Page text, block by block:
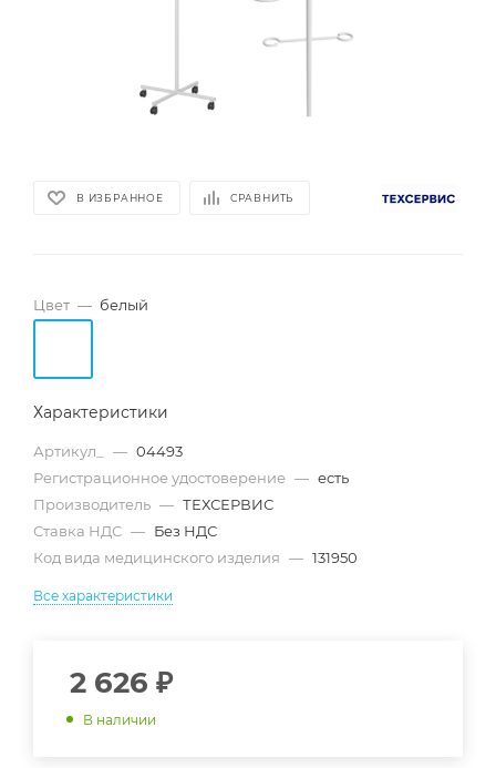
В ИЗБРАННОЕ СРАВНИТЬ
Цвет — белый
Характеристики
Артикул_ — 04493
Регистрационное удостоверение — есть
Производитель — ТЕХСЕРВИС
Ставка НДС — Без НДС
Код вида медицинского изделия — 131950
Все характеристики
2 626 ₽
В наличии